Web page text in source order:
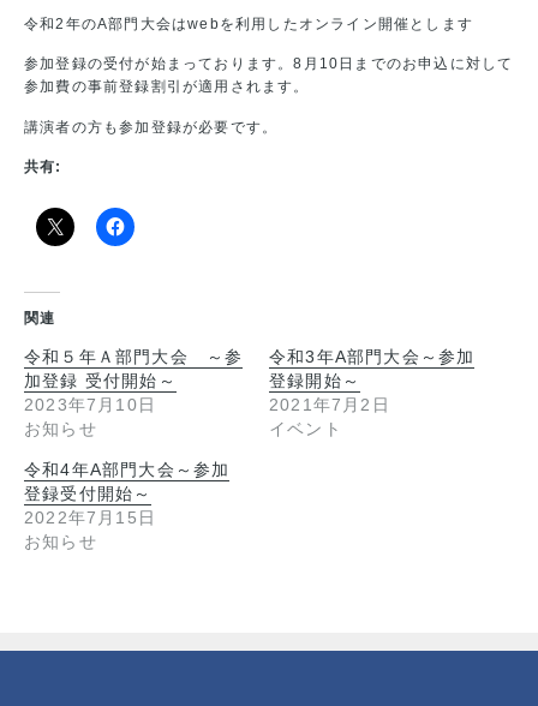
令和2年のA部門大会はwebを利用したオンライン開催とします
参加登録の受付が始まっております。8月10日までのお申込に対して
参加費の事前登録割引が適用されます。
講演者の方も参加登録が必要です。
共有:
関連
令和５年Ａ部門大会 ～参
加登録 受付開始～
2023年7月10日
お知らせ
令和3年A部門大会～参加
登録開始～
2021年7月2日
イベント
令和4年A部門大会～参加
登録受付開始～
2022年7月15日
お知らせ